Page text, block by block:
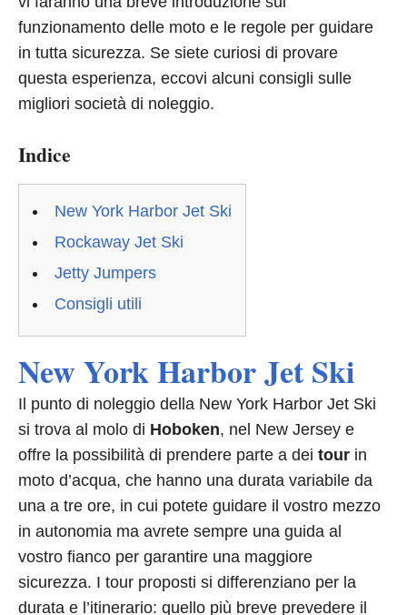
funzionamento delle moto e le regole per guidare
in tutta sicurezza. Se siete curiosi di provare
questa esperienza, eccovi alcuni consigli sulle
migliori società di noleggio.
Indice
New York Harbor Jet Ski
Rockaway Jet Ski
Jetty Jumpers
Consigli utili
New York Harbor Jet Ski
Il punto di noleggio della New York Harbor Jet Ski
si trova al molo di Hoboken, nel New Jersey e
offre la possibilità di prendere parte a dei tour in
moto d’acqua, che hanno una durata variabile da
una a tre ore, in cui potete guidare il vostro mezzo
in autonomia ma avrete sempre una guida al
vostro fianco per garantire una maggiore
sicurezza. I tour proposti si differenziano per la
durata e l’itinerario: quello più breve prevedere il